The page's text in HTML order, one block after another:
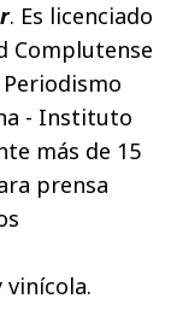
. Es licenciado
Complutense
- Instituto
más de 15
prensa